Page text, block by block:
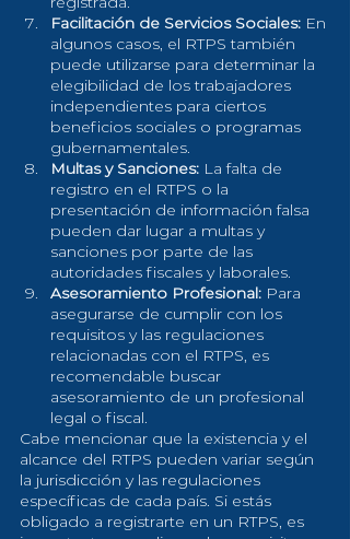
Facilitación de Servicios Sociales: En
algunos casos, el RTPS también
puede utilizarse para determinar la
elegibilidad de los trabajadores
independientes para ciertos
beneficios sociales o programas
gubernamentales.
Multas y Sanciones: La falta de
registro en el RTPS o la
presentación de información falsa
pueden dar lugar a multas y
sanciones por parte de las
autoridades fiscales y laborales.
Asesoramiento Profesional: Para
asegurarse de cumplir con los
requisitos y las regulaciones
relacionadas con el RTPS, es
recomendable buscar
asesoramiento de un profesional
legal o fiscal.
Cabe mencionar que la existencia y el
alcance del RTPS pueden variar según
la jurisdicción y las regulaciones
específicas de cada país. Si estás
obligado a registrarte en un RTPS, es